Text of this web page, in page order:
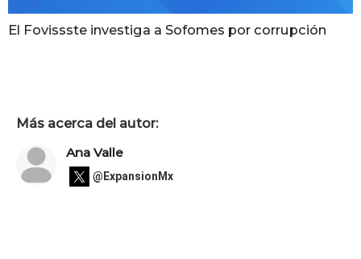
El Fovissste investiga a Sofomes por corrupción
Más acerca del autor:
Ana Valle
@ExpansionMx